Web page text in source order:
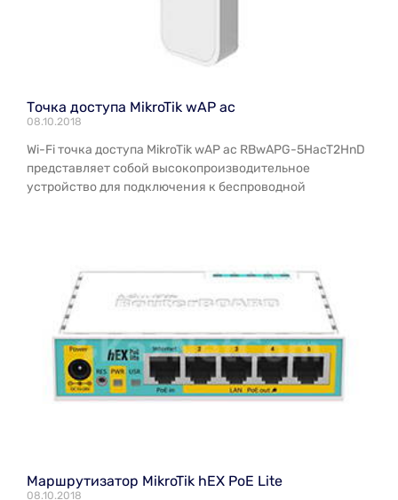
Точка доступа MikroTik wAP ac
08.10.2018
Wi-Fi точка доступа MikroTik wAP ac RBwAPG-5HacT2HnD
представляет собой высокопроизводительное
устройство для подключения к беспроводной
Маршрутизатор MikroTik hEX PoE Lite
08.10.2018